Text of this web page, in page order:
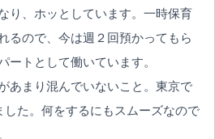
り、ホッとしています。一時保育
るので、今は週２回預かってもら
ートとして働いています。
あまり混んでいないこと。東京で
した。何をするにもスムーズなので